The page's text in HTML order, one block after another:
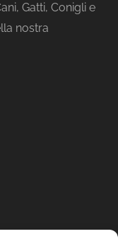
Gatti, Conigli e
nostra